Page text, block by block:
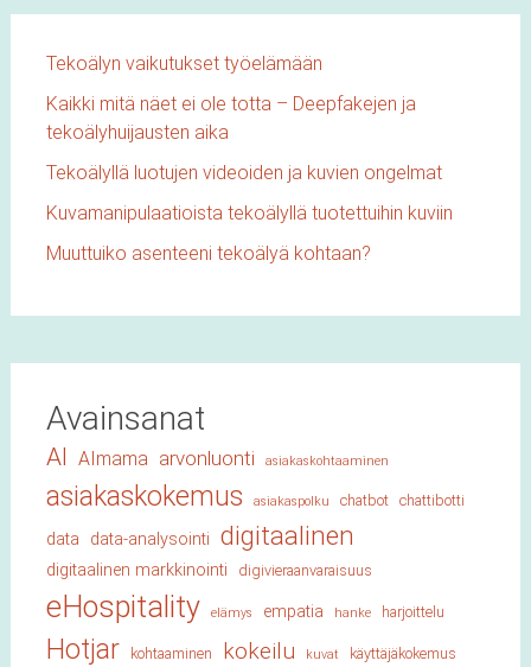
Tekoälyn vaikutukset työelämään
Kaikki mitä näet ei ole totta – Deepfakejen ja
tekoälyhuijausten aika
Tekoälyllä luotujen videoiden ja kuvien ongelmat
Kuvamanipulaatioista tekoälyllä tuotettuihin kuviin
Muuttuiko asenteeni tekoälyä kohtaan?
Avainsanat
AI AImama arvonluonti asiakaskohtaaminen
asiakaskokemus asiakaspolku chatbot chattibotti
data data-analysointi digitaalinen
digitaalinen markkinointi digivieraanvaraisuus
eHospitality elämys empatia hanke harjoittelu
Hotjar kohtaaminen kokeilu kuvat
käyttäjäkokemus